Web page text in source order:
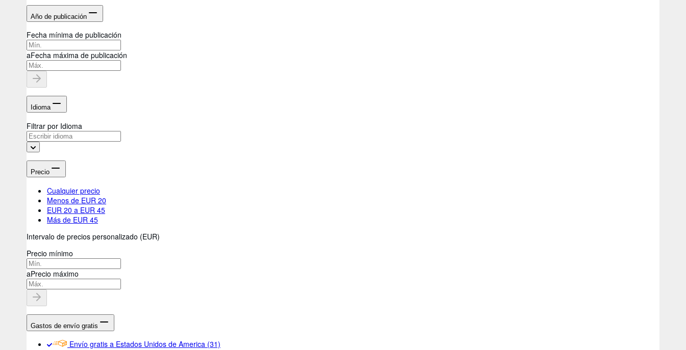
Año de publicación
Fecha mínima de publicación
aFecha máxima de publicación
Idioma
Filtrar por Idioma
Precio
Cualquier precio
Menos de EUR 20
EUR 20 a EUR 45
Más de EUR 45
Intervalo de precios personalizado (EUR)
Precio mínimo
aPrecio máximo
Gastos de envío gratis
Envío gratis a Estados Unidos de America (31)